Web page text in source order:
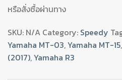
ล้ม
MT15/MSLAZ
R3/R15
ปี15-
17
หรือสั่งซื้อผ่านทาง
SKU: N/A Category: Speedy
Yamaha MT-03,Yamaha MT-15,
(2017),Yamaha R3